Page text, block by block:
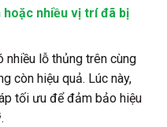
nhiều vị trí đã bị
nhiều lỗ thủng trên cùng
còn hiệu quả. Lúc này,
tối ưu để đảm bảo hiệu